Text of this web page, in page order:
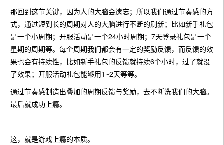
那回到这节关键，因为人的大脑会遗忘；所以我们通过节奏感的方
式，通过短到长的周期对人的大脑进行不断的刷新；比如新手礼包
是一个小周期；开服活动是一个24小时周期；7天登录礼包是一个
星期的周期等。每个周期我们都会有一定的奖励反馈，而反馈的效
果也会有持续性，比如新手礼包的反馈就持续6个小时，过了就没
了效果；开服活动礼包能够用1~2天等等。
通过节奏感制造出叠加的周期反馈与奖励，去不断洗我们的大脑。
最后就成功上瘾。
这，就是游戏上瘾的本质。